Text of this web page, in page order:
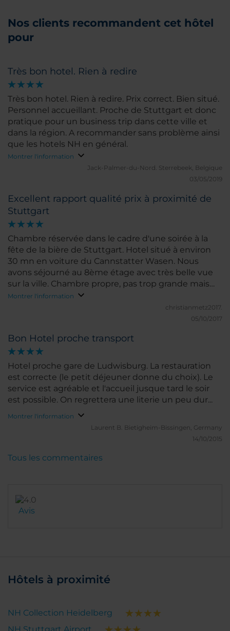
Nos clients recommandent cet hôtel
pour
Très bon hotel. Rien à redire
Très bon hotel. Rien à redire. Prix correct. Bien situé.
Personnel accueillant. Proche de Stuttgart et donc
pratique pour un business trip dans cette ville et
dans la région. A recommander sans problème ainsi
que les hotels NH en général.
Montrer l'information
Jack-Palmer-du-Nord. Sterrebeek, Belgique
03/05/2019
Excellent rapport qualité prix à proximité de
Stuttgart
Chambre réservée dans le cadre d'une soirée à la
fête de la bière de Stuttgart. Hotel situé à environ
30 mn en voiture du Cannstatter Wasen. Nous
avons séjourné au 8ème étage avec très belle vue
sur la ville. Chambre propre, pas trop grande mais
bien équipée. Petite salle de bain avec wc intégré
mais grande douche. Lits jumeaux pas top pour un
couple mais prix canon (67,50 € sans petit déjeuner)
déjeuner hors de pri (> 22 €)x.
Montrer l'information
christianmetz2017.
05/10/2017
Bon Hotel proche transport
Hotel proche gare de Ludwisburg. La restauration
est correcte (le petit déjeuner donne du choix). Le
service est agréable et l'accueil jusque tard le soir
est possible. On regrettera une literie un peu dur...
Montrer l'information
Laurent B. Bietigheim-Bissingen, Germany
14/10/2015
Avis
Tous les commentaires
Hôtels à proximité
NH Collection Heidelberg